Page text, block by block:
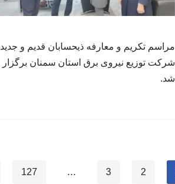
مراسم تکریم و معارفه ذیحسابان قدیم و جدید
شرکت توزیع نیروی برق استان سمنان برگزار
شد.
2
3
…
127